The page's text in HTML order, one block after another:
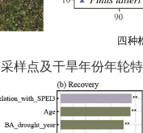
采样点及干旱年份年轮